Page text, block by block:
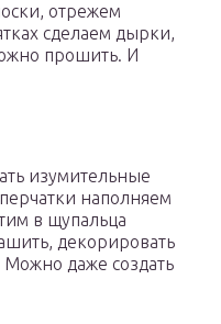
отрежем
сделаем дырки,
прошить. И
изумительные
наполняем
в щупальца
декорировать
даже создать